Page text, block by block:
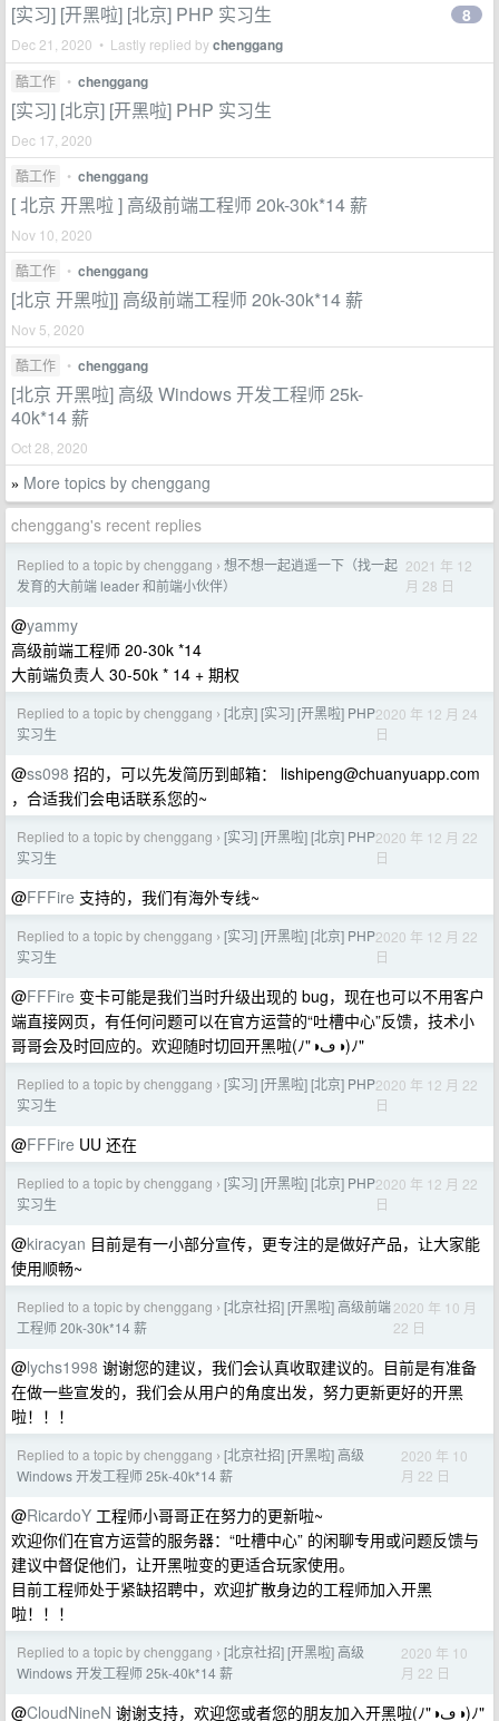
[实习] [开黑啦] [北京] PHP 实习生
Dec 21, 2020 • Lastly replied bychenggang
8
酷工作 • chenggang
[实习] [北京] [开黑啦] PHP 实习生
Dec 17, 2020
酷工作
• chenggang
[ 北京 开黑啦 ] 高级前端工程师 20k-30k*14 薪
Nov 10, 2020
酷工作
• chenggang
[北京 开黑啦]] 高级前端工程师 20k-30k*14 薪
Nov 5, 2020
酷工作
• chenggang
[北京 开黑啦] 高级 Windows 开发工程师 25k-
40k*14 薪
Oct 28, 2020
» More topics by chenggang
chenggang's recent replies
Replied to a topic by chenggang › 想不想一起逍遥一下（找一起
发育的大前端 leader 和前端小伙伴）
2021 年 12
月 28 日
@yammy
高级前端工程师 20-30k *14
大前端负责人 30-50k * 14 + 期权
Replied to a topic by chenggang › [北京] [实习] [开黑啦] PHP
实习生
2020 年 12 月 24
日
@ss098 招的，可以先发简历到邮箱： lishipeng@chuanyuapp.com
，合适我们会电话联系您的~
Replied to a topic by chenggang › [实习] [开黑啦] [北京] PHP
实习生
2020 年 12 月 22
日
@FFFire 支持的，我们有海外专线~
Replied to a topic by chenggang › [实习] [开黑啦] [北京] PHP
实习生
2020 年 12 月 22
日
@FFFire 变卡可能是我们当时升级出现的 bug，现在也可以不用客户
端直接网页，有任何问题可以在官方运营的“吐槽中心”反馈，技术小
哥哥会及时回应的。欢迎随时切回开黑啦(ﾉ"◑ڡ◑)ﾉ"
Replied to a topic by chenggang › [实习] [开黑啦] [北京] PHP
实习生
2020 年 12 月 22
日
@FFFire UU 还在
Replied to a topic by chenggang › [实习] [开黑啦] [北京] PHP
实习生
2020 年 12 月 22
日
@kiracyan 目前是有一小部分宣传，更专注的是做好产品，让大家能
使用顺畅~
Replied to a topic by chenggang › [北京社招] [开黑啦] 高级前端
工程师 20k-30k*14 薪
2020 年 10 月
22 日
@lychs1998 谢谢您的建议，我们会认真收取建议的。目前是有准备
在做一些宣发的，我们会从用户的角度出发，努力更新更好的开黑
啦！！！
Replied to a topic by chenggang › [北京社招] [开黑啦] 高级
Windows 开发工程师 25k-40k*14 薪
2020 年 10
月 22 日
@RicardoY 工程师小哥哥正在努力的更新啦~
欢迎你们在官方运营的服务器：“吐槽中心” 的闲聊专用或问题反馈与
建议中督促他们，让开黑啦变的更适合玩家使用。
目前工程师处于紧缺招聘中，欢迎扩散身边的工程师加入开黑
啦！！！
Replied to a topic by chenggang › [北京社招] [开黑啦] 高级
Windows 开发工程师 25k-40k*14 薪
2020 年 10
月 22 日
@CloudNineN 谢谢支持，欢迎您或者您的朋友加入开黑啦(ﾉ"◑ڡ◑)ﾉ"